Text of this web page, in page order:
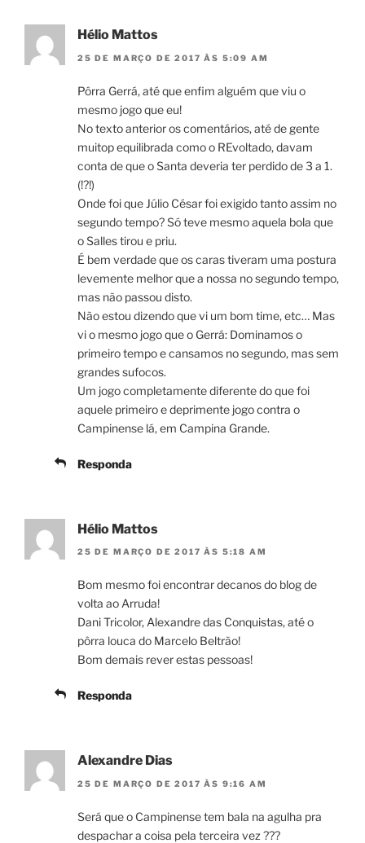
Hélio Mattos
25 DE MARÇO DE 2017 ÀS 5:09 AM
Pôrra Gerrá, até que enfim alguém que viu o
mesmo jogo que eu!
No texto anterior os comentários, até de gente
muitop equilibrada como o REvoltado, davam
conta de que o Santa deveria ter perdido de 3 a 1.
(!?!)
Onde foi que Júlio César foi exigido tanto assim no
segundo tempo? Só teve mesmo aquela bola que
o Salles tirou e priu.
É bem verdade que os caras tiveram uma postura
levemente melhor que a nossa no segundo tempo,
mas não passou disto.
Não estou dizendo que vi um bom time, etc… Mas
vi o mesmo jogo que o Gerrá: Dominamos o
primeiro tempo e cansamos no segundo, mas sem
grandes sufocos.
Um jogo completamente diferente do que foi
aquele primeiro e deprimente jogo contra o
Campinense lá, em Campina Grande.
Responda
Hélio Mattos
25 DE MARÇO DE 2017 ÀS 5:18 AM
Bom mesmo foi encontrar decanos do blog de
volta ao Arruda!
Dani Tricolor, Alexandre das Conquistas, até o
pôrra louca do Marcelo Beltrão!
Bom demais rever estas pessoas!
Responda
Alexandre Dias
25 DE MARÇO DE 2017 ÀS 9:16 AM
Será que o Campinense tem bala na agulha pra
despachar a coisa pela terceira vez ???